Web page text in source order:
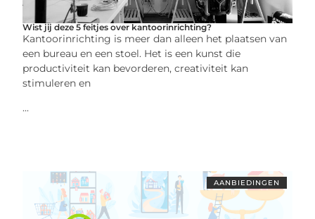
Wist jij deze 5 feitjes over kantoorinrichting?
Kantoorinrichting is meer dan alleen het plaatsen van
een bureau en een stoel. Het is een kunst die
productiviteit kan bevorderen, creativiteit kan
stimuleren en
...
AANBIEDINGEN